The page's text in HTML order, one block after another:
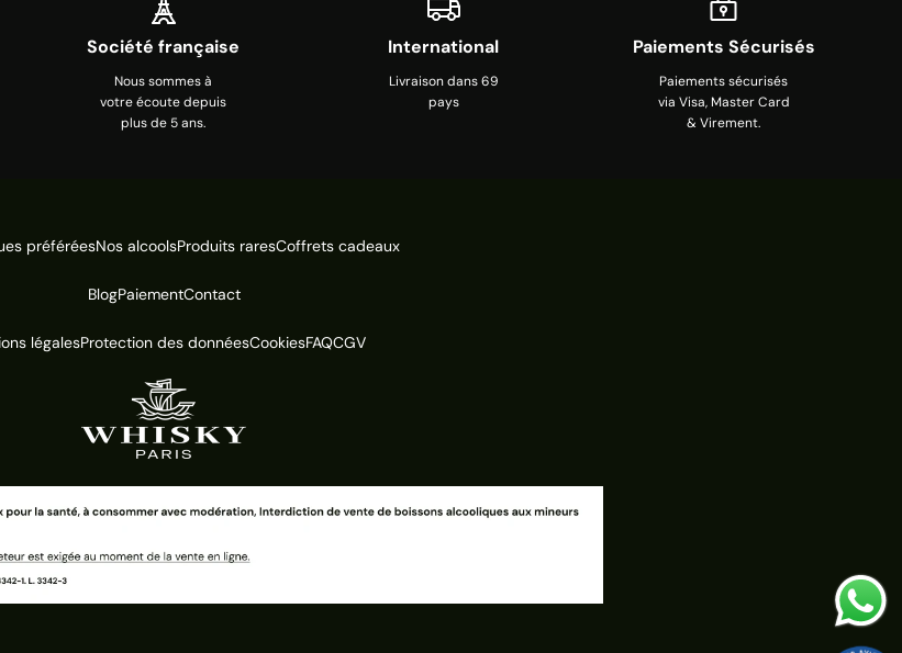
Société française
Nous sommes à
votre écoute depuis
plus de 5 ans.
International
Livraison dans 69
pays
Paiements Sécurisés
Paiements sécurisés
via Visa, Master Card
& Virement.
préféréesNos alcoolsProduits raresCoffrets cadeaux
BlogPaiementContact
légalesProtection des donnéesCookiesFAQCGV